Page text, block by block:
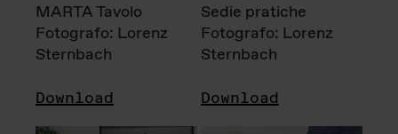
MARTA Tavolo
Fotografo: Lorenz
Sternbach
Download
Sedie pratiche
Fotografo: Lorenz
Sternbach
Download